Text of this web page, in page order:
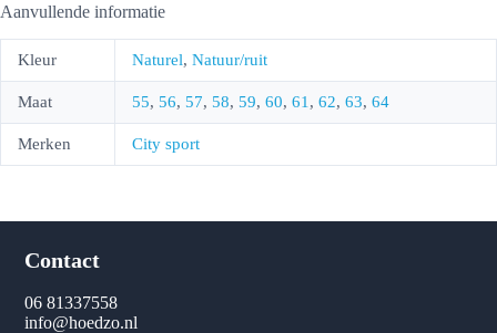
Aanvullende informatie
Kleur Naturel, Natuur/ruit
Maat 55, 56, 57, 58, 59, 60, 61 , 62, 63, 64
Merken City sport
Contact
06 81337558
info@hoedzo.nl